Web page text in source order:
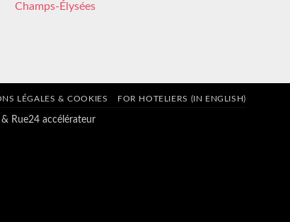
Champs-Élysées
LÉGALES & COOKIES FOR HOTELIERS (IN ENGLISH)
& Rue24 accélérateur